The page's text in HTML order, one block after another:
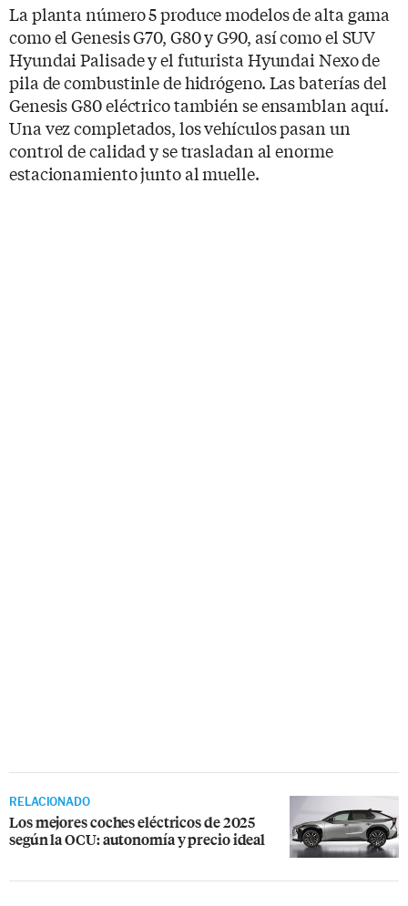
La planta número 5 produce modelos de alta gama
como el Genesis G70, G80 y G90, así como el SUV
Hyundai Palisade y el futurista Hyundai Nexo de
pila de combustinle de hidrógeno. Las baterías del
Genesis G80 eléctrico también se ensamblan aquí.
Una vez completados, los vehículos pasan un
control de calidad y se trasladan al enorme
estacionamiento junto al muelle.
RELACIONADO
Los mejores coches eléctricos de 2025
según la OCU: autonomía y precio ideal